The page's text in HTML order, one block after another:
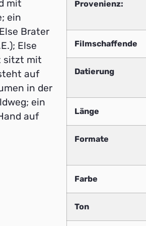
mit
ein
Brater
Else
sitzt mit
auf
in der
ein
auf
Provenienz:
Filmschaffende
Datierung
Länge
Formate
Farbe
Ton